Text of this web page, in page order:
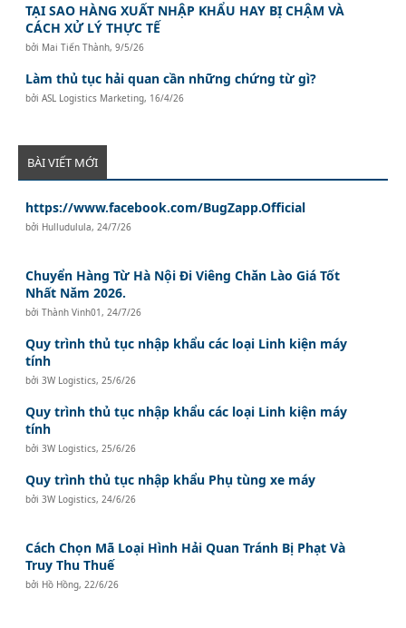
TẠI SAO HÀNG XUẤT NHẬP KHẨU HAY BỊ CHẬM VÀ
CÁCH XỬ LÝ THỰC TẾ
bởi Mai Tiến Thành,9/5/26
Làm thủ tục hải quan cần những chứng từ gì?
bởiASL Logistics Marketing, 16/4/26
BÀI VIẾT MỚI
https://www.facebook.com/BugZapp.Official
bởi Hulludulula, 24/7/26
Chuyển Hàng Từ Hà Nội Đi Viêng Chăn Lào Giá Tốt
Nhất Năm 2026.
bởiThành Vinh01 , 24/7/26
Quy trình thủ tục nhập khẩu các loại Linh kiện máy
tính
bởi3W Logistics, 25/6/26
Quy trình thủ tục nhập khẩu các loại Linh kiện máy
tính
bởi3W Logistics, 25/6/26
Quy trình thủ tục nhập khẩu Phụ tùng xe máy
bởi3W Logistics, 24/6/26
Cách Chọn Mã Loại Hình Hải Quan Tránh Bị Phạt Và
Truy Thu Thuế
bởi Hồ Hồng, 22/6/26